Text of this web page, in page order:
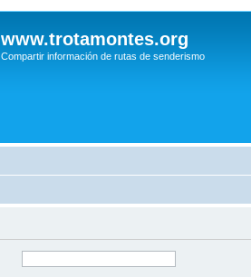
www.trotamontes.org
Compartir información de rutas de senderismo